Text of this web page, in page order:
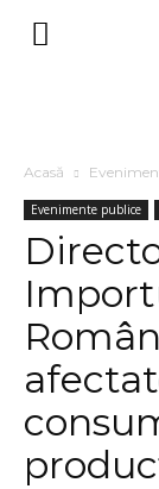
Acasă
Evenimente publice